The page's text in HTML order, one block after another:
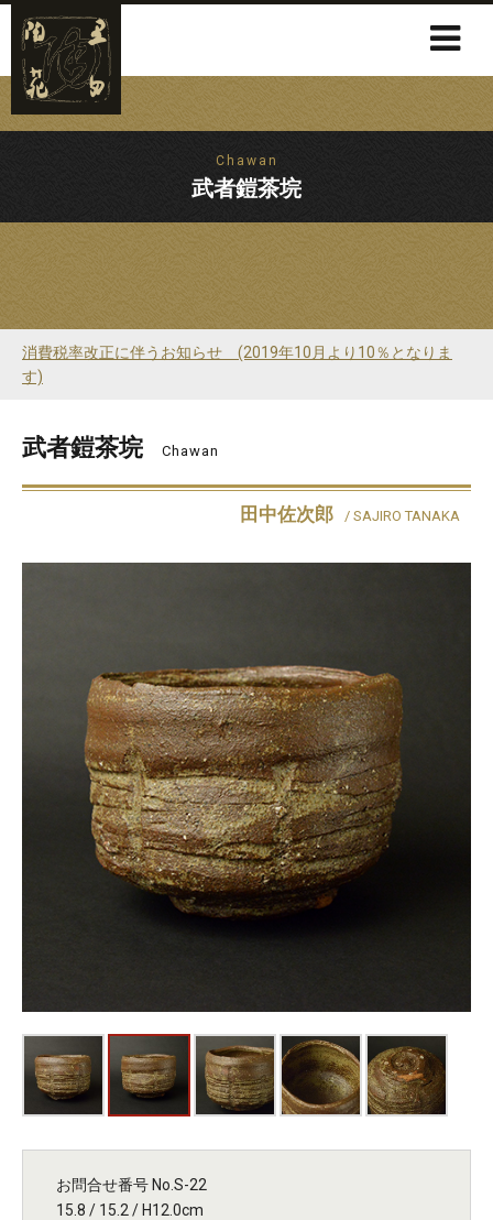
Chawan
武者鎧茶垸
消費税率改正に伴うお知らせ (2019年10月より10％となりま
す)
武者鎧茶垸 Chawan
田中佐次郎 / SAJIRO TANAKA
お問合せ番号 No.S-22
15.8 / 15.2 / H12.0cm